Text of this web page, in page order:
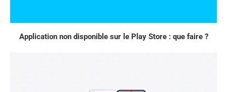
Application non disponible sur le Play Store : que faire ?